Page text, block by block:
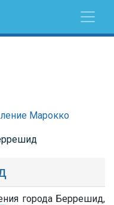
Марокко
города Беррешид,